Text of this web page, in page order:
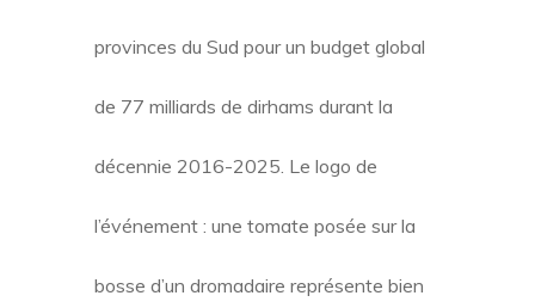
provinces du Sud pour un budget global
de 77 milliards de dirhams durant la
décennie 2016-2025. Le logo de
l’événement : une tomate posée sur la
bosse d’un dromadaire représente bien